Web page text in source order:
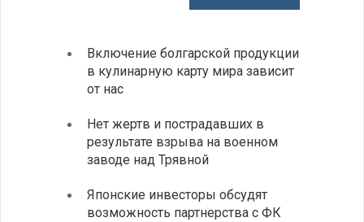
Включение болгарской продукции
в кулинарную карту мира зависит
от нас
Нет жертв и пострадавших в
результате взрыва на военном
заводе над Трявной
Японские инвесторы обсудят
возможность партнерства с ФК